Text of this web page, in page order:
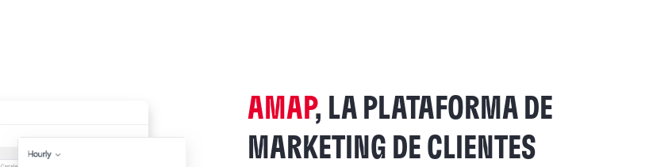
AMAP, LA PLATAFORMA DE
MARKETING DE CLIENTES